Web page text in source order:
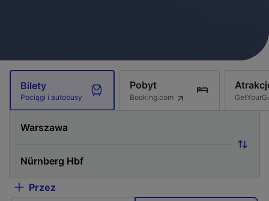
Bilety
Pociągi i autobusy
Pobyt
Booking.com
Przez